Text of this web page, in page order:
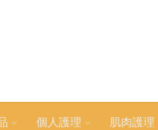
個人護理 肌肉護理